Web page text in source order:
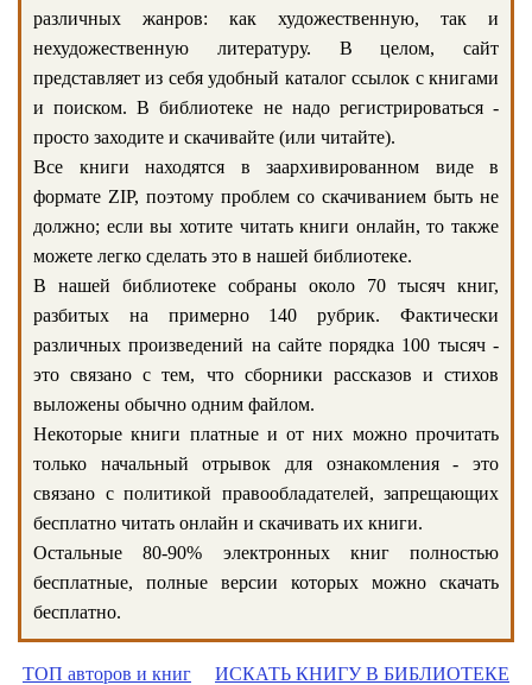
различных жанров: как художественную, так и
нехудожественную литературу. В целом, сайт
представляет из себя удобный каталог ссылок с книгами
и поиском. В библиотеке не надо регистрироваться -
просто заходите и скачивайте (или читайте).
Все книги находятся в заархивированном виде в
формате ZIP, поэтому проблем со скачиванием быть не
должно; если вы хотите читать книги онлайн, то также
можете легко сделать это в нашей библиотеке.
В нашей библиотеке собраны около 70 тысяч книг,
разбитых на примерно 140 рубрик. Фактически
различных произведений на сайте порядка 100 тысяч -
это связано с тем, что сборники рассказов и стихов
выложены обычно одним файлом.
Некоторые книги платные и от них можно прочитать
только начальный отрывок для ознакомления - это
связано с политикой правообладателей, запрещающих
бесплатно читать онлайн и скачивать их книги.
Остальные 80-90% электронных книг полностью
бесплатные, полные версии которых можно скачать
бесплатно.
ТОП авторов и книг ИСКАТЬ КНИГУ В БИБЛИОТЕКЕ